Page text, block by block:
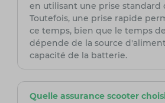
en utilisant une prise standard
Toutefois, une prise rapide
ce temps, bien que le temps
dépende de la source
capacité de la batterie.
Quelle assurance scooter